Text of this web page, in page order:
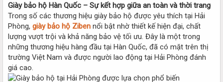
Giày bảo hộ Hàn Quốc – Sự kết hợp giữa an toàn và thời trang
Trong số các thương hiệu giày bảo hộ được yêu thích tại Hải
Phòng, giày bảo hộ Ziben nổi bật nhờ thiết kế hiện đại, chất
lượng vượt trội và khả năng bảo vệ tối ưu. Đây là một trong
những thương hiệu hàng đầu tại Hàn Quốc, đã có mặt trên thị
trường Việt Nam và được người lao động tại Hải Phòng đánh
giá cao.